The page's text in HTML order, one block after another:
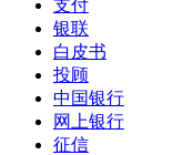
支付
银联
白皮书
投顾
中国银行
网上银行
征信